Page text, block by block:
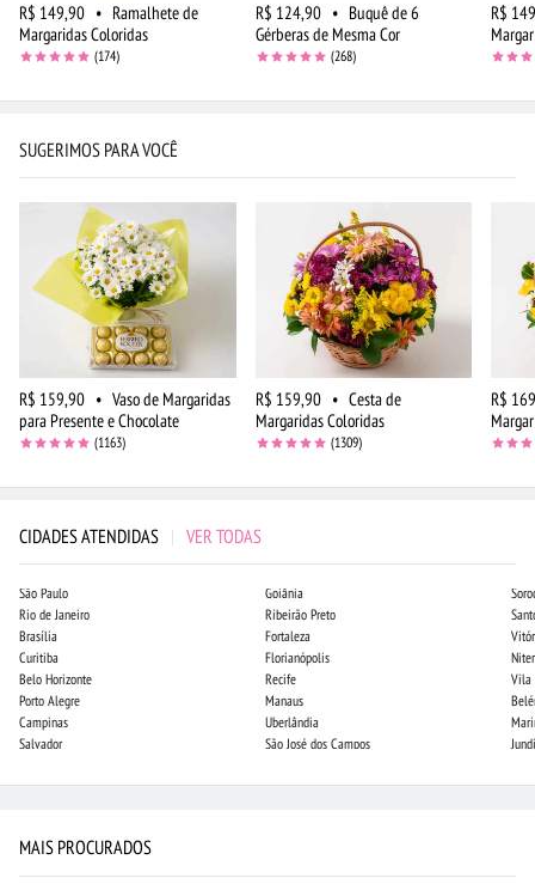
R$ 149,90 • Ramalhete de
Margaridas Coloridas
(174)
R$ 124,90 • Buquê de 6
Gérberas de Mesma Cor
(268)
R$
SUGERIMOS PARA VOCÊ
R$ 159,90 • Vaso de Margaridas
para Presente e Chocolate
(1163)
R$ 159,90 • Cesta de
Margaridas Coloridas
(1309)
R$
CIDADES ATENDIDAS | VER TODAS
São Paulo
Rio de Janeiro
Brasília
Curitiba
Belo Horizonte
Porto Alegre
Campinas
Salvador
Goiânia
Ribeirão Preto
Fortaleza
Florianópolis
Recife
Manaus
Uberlândia
São José dos Campos
Vila
MAIS PROCURADOS